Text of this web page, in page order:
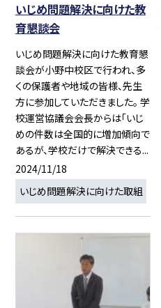
いじめ問題解決に向けた教
育懇談会
いじめ問題解決に向けた教育懇
談会が小野中校区で行われ、多
くの保護者や地域の皆様、先生
方に参加していただきました。 学
校運営協議会会長からは「いじ
めの件数は全国的に増加傾向で
あるが、学校だけで解決できる...
2024/11/18
いじめ問題解決に向けた取組